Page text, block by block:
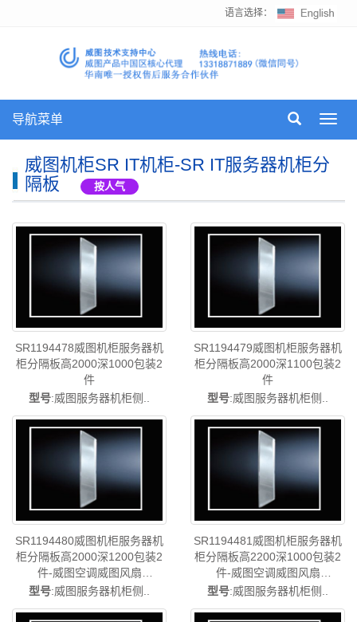
语言选择：
导航菜单
威图机柜SR IT机柜-SR IT服务器机柜分
隔板
按人气
SR1194478威图机柜服务器机
柜分隔板高2000深1000包装2
件
型号:威图服务器机柜侧..
SR1194479威图机柜服务器机
柜分隔板高2000深1100包装2
件
型号:威图服务器机柜侧..
SR1194480威图机柜服务器机
柜分隔板高2000深1200包装2
件-威图空调威图风扇
SR1194.480
型号:威图服务器机柜侧..
SR1194481威图机柜服务器机
柜分隔板高2200深1000包装2
件-威图空调威图风扇
SR1194.481
型号:威图服务器机柜侧..